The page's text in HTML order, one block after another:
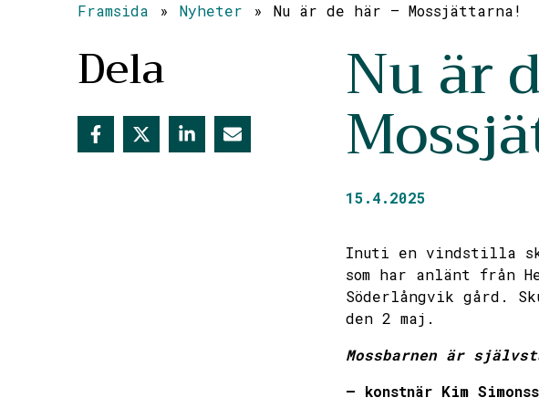
Framsida » Nyheter » Nu är de här – Mossjättarna!
Dela Nu är
15.4.2025
Inuti en vindstilla
som har anlänt från
Söderlångvik gård.
den 2 maj.
Mossbarnen är
– konstnär Kim